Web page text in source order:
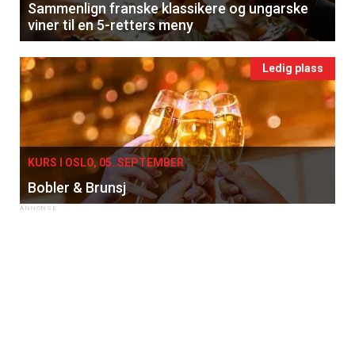
Sammenlign franske klassikere og ungarske
viner til en 5-retters meny
Ledig plass
KURS I OSLO, 05. SEPTEMBER
Bobler & Brunsj